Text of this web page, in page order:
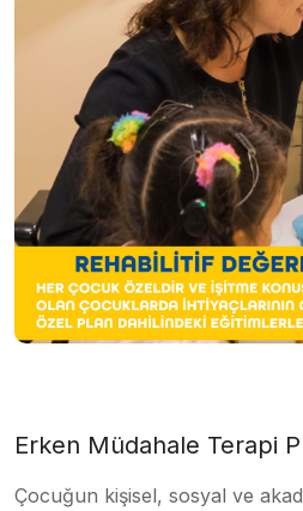
Erken Müdahale Terapi
Çocuğun kişisel, sosyal ve